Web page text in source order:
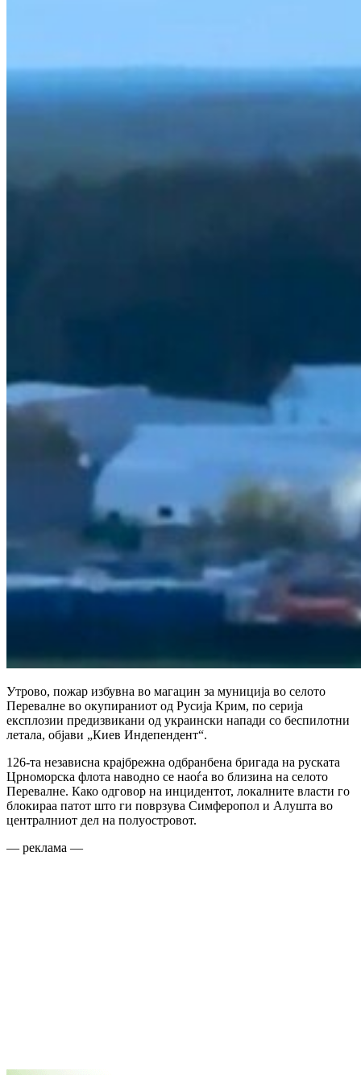
Утрово, пожар избувна во магацин за муниција во селото
Перевалне во окупираниот од Русија Крим, по серија
експлозии предизвикани од украински напади со беспилотни
летала, објави „Киев Индепендент“.
126-та независна крајбрежна одбранбена бригада на руската
Црноморска флота наводно се наоѓа во близина на селото
Перевалне. Како одговор на инцидентот, локалните власти го
блокираа патот што ги поврзува Симферопол и Алушта во
централниот дел на полуостровот.
— реклама —